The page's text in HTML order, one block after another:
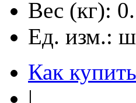
Вес (кг):
Ед. изм.:
Как
|